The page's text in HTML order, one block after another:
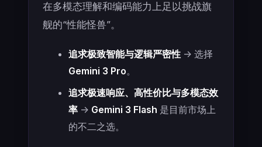
在多模态理解和编码能力上足以挑战旗
舰的“性能怪兽”。
追求极致智能与逻辑严密性 -> 选择
Gemini 3 Pro。
追求极速响应、高性价比与多模态效
率 -> Gemini 3 Flash 是目前市场上
的不二之选。